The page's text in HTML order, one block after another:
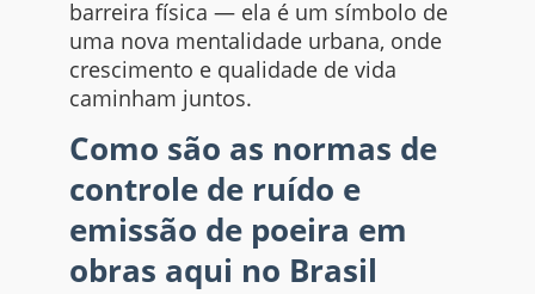
barreira física — ela é um símbolo de
uma nova mentalidade urbana, onde
crescimento e qualidade de vida
caminham juntos.
Como são as normas de
controle de ruído e
emissão de poeira em
obras aqui no Brasil